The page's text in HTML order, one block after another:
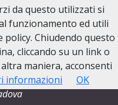
da questo utilizzati si
funzionamento ed utili
Chiudendo questo
cliccando su un link o
maniera, acconsenti
informazioni OK